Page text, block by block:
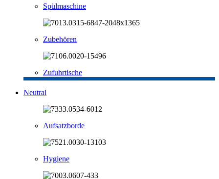
Spülmaschine
Zubehören
Zufuhrtische
Neutral
Aufsatzborde
Hygiene